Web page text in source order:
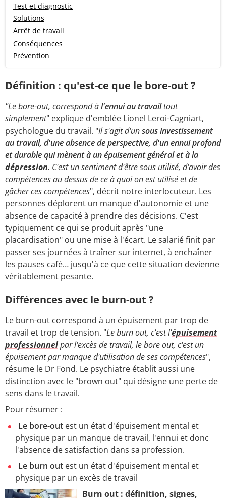
Test et diagnostic
Solutions
Arrêt de travail
Conséquences
Prévention
Définition : qu'est-ce que le bore-out ?
"Le bore-out, correspond àl'ennui au travailtout
simplement" explique d'emblée Lionel Leroi-Cagniart,
psychologue du travail. "Il s'agit d'unsous investissement
au travail, d'une absence de perspective, d'un ennui profond
et durable qui mènent à un épuisement général et à la
dépression. C'est un sentiment d'être sous utilisé, d'avoir des
compétences au dessus de ce à quoi on est utilisé et de
gâcher ces compétences", décrit notre interlocuteur. Les
personnes déplorent un manque d'autonomie et une
absence de capacité à prendre des décisions. C'est
typiquement ce qui se produit après "une
placardisation" ou une mise à l'écart. Le salarié finit par
passer ses journées à traîner sur internet, à enchaîner
les pauses café… jusqu'à ce que cette situation devienne
véritablement pesante.
Différences avec le burn-out ?
Le burn-out correspond à un épuisement par trop de
travail et trop de tension. "Le burn out, c'est l'épuisement
professionnelpar l'excès de travail, le bore out, c'est un
épuisement par manque d'utilisation de ses compétences",
résume le Dr Fond. Le psychiatre établit aussi une
distinction avec le "brown out" qui désigne une perte de
sens dans le travail.
Pour résumer :
Le bore-out est un état d'épuisement mental et
physique par un manque de travail, l'ennui et donc
l'absence de satisfaction dans sa profession.
Le burn out est un état d'épuisement mental et
physique par un excès de travail
Burn out : définition, signes,